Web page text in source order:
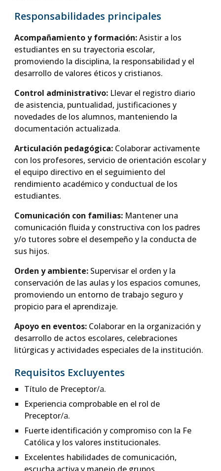
Responsabilidades principales
Acompañamiento y formación:Asistir a los
estudiantes en su trayectoria escolar,
promoviendo la disciplina, la responsabilidad y el
desarrollo de valores éticos y cristianos.
Control administrativo: Llevar el registro diario
de asistencia, puntualidad, justificaciones y
novedades de los alumnos, manteniendo la
documentación actualizada.
Articulación pedagógica: Colaborar activamente
con los profesores, servicio de orientación escolar y
el equipo directivo en el seguimiento del
rendimiento académico y conductual de los
estudiantes.
Comunicación con familias: Mantener una
comunicación fluida y constructiva con los padres
y/o tutores sobre el desempeño y la conducta de
sus hijos.
Orden y ambiente: Supervisar el orden y la
conservación de las aulas y los espacios comunes,
promoviendo un entorno de trabajo seguro y
propicio para el aprendizaje.
Apoyo en eventos: Colaborar en la organización y
desarrollo de actos escolares, celebraciones
litúrgicas y actividades especiales de la institución.
Requisitos Excluyentes
Título de Preceptor/a.
Experiencia comprobable en el rol de
Preceptor/a.
Fuerte identificación y compromiso con la Fe
Católica y los valores institucionales.
Excelentes habilidades de comunicación,